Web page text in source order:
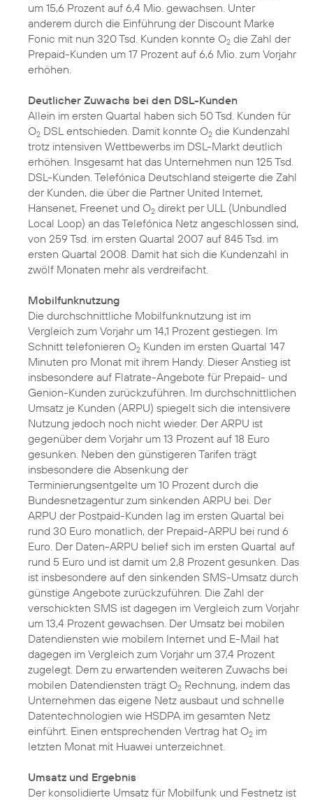
um 15,6 Prozent auf 6,4 Mio. gewachsen. Unter
anderem durch die Einführung der Discount Marke
Fonic mit nun 320 Tsd. Kunden konnte O2 die Zahl der
Prepaid-Kunden um 17 Prozent auf 6,6 Mio. zum Vorjahr
erhöhen.
Deutlicher Zuwachs bei den DSL-Kunden
Allein im ersten Quartal haben sich 50 Tsd. Kunden für
O2 DSL entschieden. Damit konnte O2 die Kundenzahl
trotz intensiven Wettbewerbs im DSL-Markt deutlich
erhöhen. Insgesamt hat das Unternehmen nun 125 Tsd.
DSL-Kunden. Telefónica Deutschland steigerte die Zahl
der Kunden, die über die Partner United Internet,
Hansenet, Freenet und O2 direkt per ULL (Unbundled
Local Loop) an das Telefónica Netz angeschlossen sind,
von 259 Tsd. im ersten Quartal 2007 auf 845 Tsd. im
ersten Quartal 2008. Damit hat sich die Kundenzahl in
zwölf Monaten mehr als verdreifacht.
Mobilfunknutzung
Die durchschnittliche Mobilfunknutzung ist im
Vergleich zum Vorjahr um 14,1 Prozent gestiegen. Im
Schnitt telefonieren O2 Kunden im ersten Quartal 147
Minuten pro Monat mit ihrem Handy. Dieser Anstieg ist
insbesondere auf Flatrate-Angebote für Prepaid- und
Genion-Kunden zurückzuführen. Im durchschnittlichen
Umsatz je Kunden (ARPU) spiegelt sich die intensivere
Nutzung jedoch noch nicht wieder. Der ARPU ist
gegenüber dem Vorjahr um 13 Prozent auf 18 Euro
gesunken. Neben den günstigeren Tarifen trägt
insbesondere die Absenkung der
Terminierungsentgelte um 10 Prozent durch die
Bundesnetzagentur zum sinkenden ARPU bei. Der
ARPU der Postpaid-Kunden lag im ersten Quartal bei
rund 30 Euro monatlich, der Prepaid-ARPU bei rund 6
Euro. Der Daten-ARPU belief sich im ersten Quartal auf
rund 5 Euro und ist damit um 2,8 Prozent gesunken. Das
ist insbesondere auf den sinkenden SMS-Umsatz durch
günstige Angebote zurückzuführen. Die Zahl der
verschickten SMS ist dagegen im Vergleich zum Vorjahr
um 13,4 Prozent gewachsen. Der Umsatz bei mobilen
Datendiensten wie mobilem Internet und E-Mail hat
dagegen im Vergleich zum Vorjahr um 37,4 Prozent
zugelegt. Dem zu erwartenden weiteren Zuwachs bei
mobilen Datendiensten trägt O2 Rechnung, indem das
Unternehmen das eigene Netz ausbaut und schnelle
Datentechnologien wie HSDPA im gesamten Netz
einführt. Einen entsprechenden Vertrag hat O2 im
letzten Monat mit Huawei unterzeichnet.
Umsatz und Ergebnis
Der konsolidierte Umsatz für Mobilfunk und Festnetz ist